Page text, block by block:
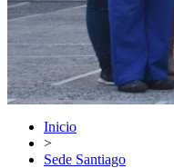
Inicio
>
Sede Santiago